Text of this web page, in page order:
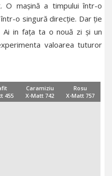
O mașină a timpului într-o
o singură direcție. Dar ție
in fața ta o nouă zi și un
valoarea tuturor
455
Caramiziu
X-Matt 742
Rosu
X-Matt 757